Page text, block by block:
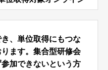
、単位取得にもつな
ます。集合型研修会
加できないという方